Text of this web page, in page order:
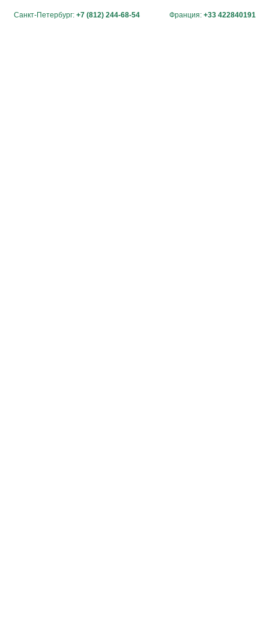
Санкт-Петербург: +7 (812) 244-68-54 Франция: +33 422840191